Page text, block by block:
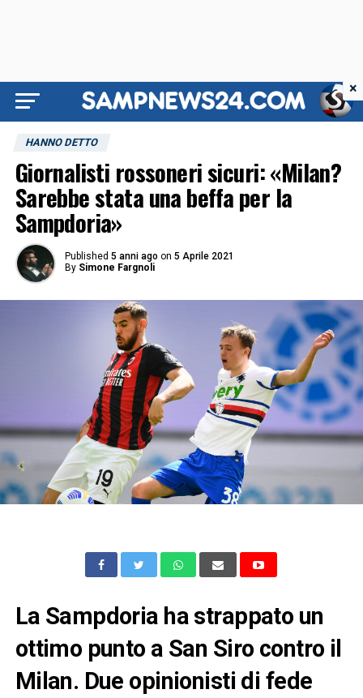
HANNO DETTO
Giornalisti rossoneri sicuri: «Milan?
Sarebbe stata una beffa per la
Sampdoria»
Published 5 anni ago on 5 Aprile 2021
By Simone Fargnoli
La Sampdoria ha strappato un
ottimo punto a San Siro contro il
Milan. Due opinionisti di fede
×